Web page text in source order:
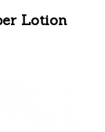
Lotion